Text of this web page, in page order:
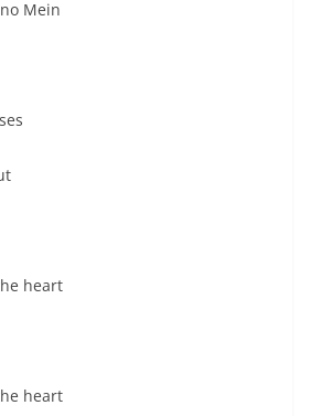
Mein
heart
heart